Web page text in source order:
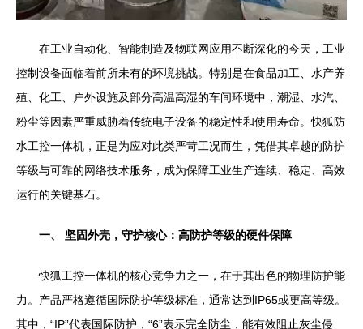
在工业自动化、智能制造及物联网应用不断深化的今天，工业
控制设备面临着前所未有的环境挑战。特别是在食品加工、水产养
殖、化工、户外设施及部分高温高湿的车间环境中，潮湿、水汽、
粉尘等因素严重威胁着传统电子设备的稳定性和使用寿命。快狐防
水工控一体机，正是为应对此类严苛工况而生，凭借其卓越的防护
等级与可靠的网络技术服务，成为保障工业生产连续、稳定、高效
运行的关键基石。
一、 坚固外壳，守护核心：高防护等级的硬件保障
快狐工控一体机的核心竞争力之一，在于其出色的物理防护能
力。产品严格遵循国际防护等级标准，通常达到IP65或更高等级。
其中，“IP”代表国际防护，“6”表示完全防尘，能有效阻止灰尘侵